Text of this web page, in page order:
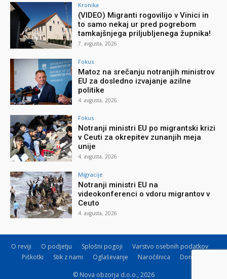
Kronika
(VIDEO) Migranti rogovilijo v Vinici in
to samo nekaj ur pred pogrebom
tamkajšnjega priljubljenega župnika!
7. avgusta, 2026
Fokus
Matoz na srečanju notranjih ministrov
EU za dosledno izvajanje azilne
politike
4. avgusta, 2026
Fokus
Notranji ministri EU po migrantski krizi
v Ceuti za okrepitev zunanjih meja
unije
4. avgusta, 2026
Migracije
Notranji ministri EU na
videokonferenci o vdoru migrantov v
Ceuto
4. avgusta, 2026
O reviji O podjetju Splošni pogoji
Varstvo osebnih podatkov
Piškotki
Stik z nami Oglaševanje Naročilnica Donacije
© Nova obzorja d.o.o., 2026